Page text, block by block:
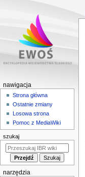
M
n
a
w
i
nawigacja
Strona główna
Ostatnie zmiany
Losowa strona
Pomoc z MediaWiki
szukaj
narzędzia